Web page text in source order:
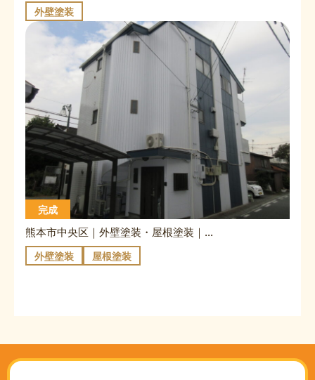
外壁塗装
完成
熊本市中央区｜外壁塗装・屋根塗装｜ビル
外壁塗装 屋根塗装